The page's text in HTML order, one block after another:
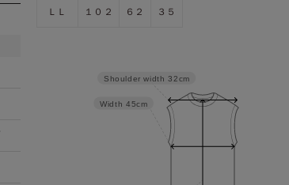
ＬＬ １０２ ６２ ３５
Width 45cm
Shoulder width 32cm